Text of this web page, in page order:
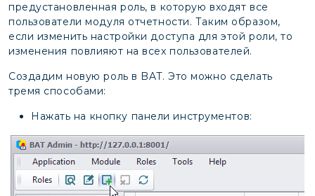
предустановленная роль, в которую входят все
пользователи модуля отчетности. Таким образом,
если изменить настройки доступа для этой роли, то
изменения повлияют на всех пользователей.
Создадим новую роль в BAT. Это можно сделать
тремя способами:
Нажать на кнопку панели инструментов: